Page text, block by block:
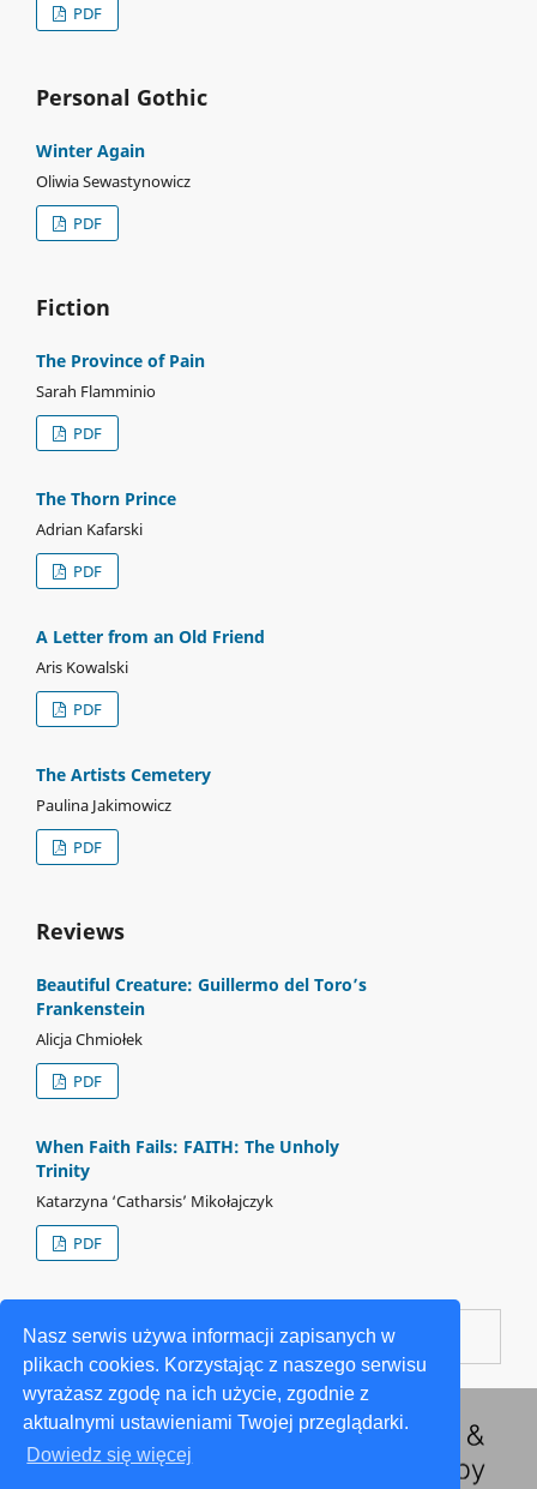
Nasz serwis używa informacji zapisanych w
plikach cookies. Korzystając z naszego serwisu
wyrażasz zgodę na ich użycie, zgodnie z
aktualnymi ustawieniami Twojej przeglądarki.
Dowiedz się więcej
PDF
Personal Gothic
Winter Again
Oliwia Sewastynowicz
PDF
Fiction
The Province of Pain
Sarah Flamminio
PDF
The Thorn Prince
Adrian Kafarski
PDF
A Letter from an Old Friend
Aris Kowalski
PDF
The Artists Cemetery
Paulina Jakimowicz
PDF
Reviews
Beautiful Creature: Guillermo del Toro’s
Frankenstein
Alicja Chmiołek
PDF
When Faith Fails: FAITH: The Unholy
Trinity
Katarzyna ‘Catharsis’ Mikołajczyk
PDF
ISSN 3072-2500